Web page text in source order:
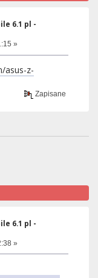
6.1 pl -
»
asus-z-
Zapisane
6.1 pl -
»